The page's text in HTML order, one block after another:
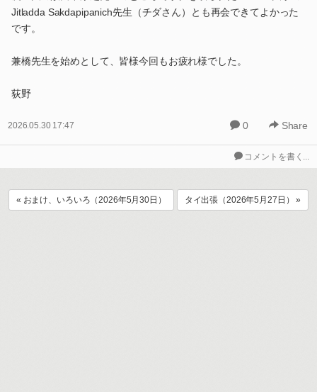
Jitladda Sakdapipanich先生（チダさん）とも再会できてよかった
です。
兼橋先生を始めとして、皆様今回もお疲れ様でした。
荻野
2026.05.30 17:47 0 Share
コメントを書く...
« おまけ、いろいろ（2026年5月30日） タイ出張（2026年5月27日） »